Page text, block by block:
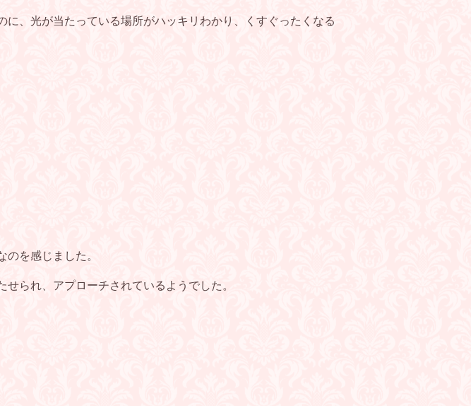
、光が当たっている場所がハッキリわかり、くすぐったくなる
を感じました。
られ、アプローチされているようでした。